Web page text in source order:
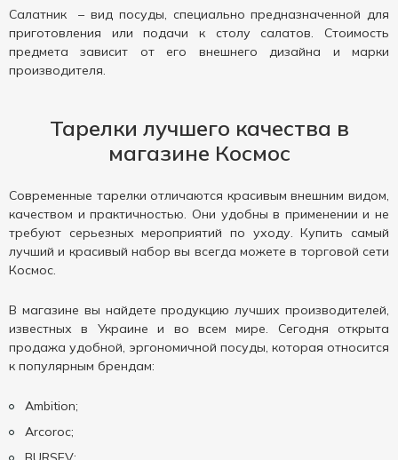
Салатник – вид посуды, специально предназначенной для
приготовления или подачи к столу салатов. Стоимость
предмета зависит от его внешнего дизайна и марки
производителя.
Тарелки лучшего качества в
магазине Космос
Современные тарелки отличаются красивым внешним видом,
качеством и практичностью. Они удобны в применении и не
требуют серьезных мероприятий по уходу. Купить самый
лучший и красивый набор вы всегда можете в торговой сети
Космос.
В магазине вы найдете продукцию лучших производителей,
известных в Украине и во всем мире. Сегодня открыта
продажа удобной, эргономичной посуды, которая относится
к популярным брендам:
Ambition;
Arcoroc;